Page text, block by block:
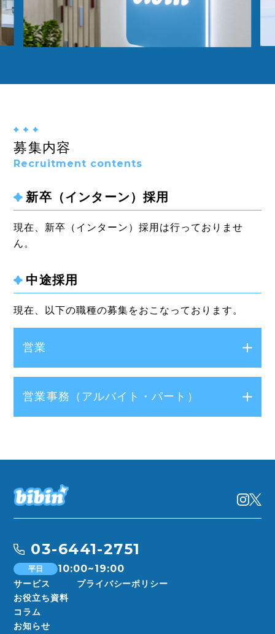
募集内容
Recruitment contents
新卒（インターン）採用
現在、新卒（インターン）採用は行っておりませ
ん。
中途採用
現在、以下の職種の募集をおこなっております。
営業
業務内容
日本と韓国の企業への提案/連絡対応
インフルエンサーの投稿ディレクション
営業/営業事務とのコミュニケーション
必須条件
Word、Excelを使いこなせる方
テキパキと業務を進めることができる方
前向きに業務に取り組める方
営業事務（アルバイト・パート）
提案に合わせた企画
インフルエンサー事務所への連絡
営業/営業事務とのコミュニケーション
案件完了後の数値データ回収や報酬のやり取り
営業/営業事務とのコミュニケーション
必須条件
03-6441-2751
平日 10:00~19:00
サービス
お役立ち資料
コラム
お知らせ
プライバシーポリシー